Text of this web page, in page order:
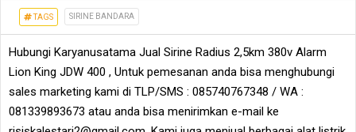
TAGS SIRINE BANDARA
Hubungi Karyanusatama Jual Sirine Radius 2,5km 380v Alarm
Lion King JDW 400 , Untuk pemesanan anda bisa menghubungi
sales marketing kami di TLP/SMS : 085740767348 / WA :
081339893673 atau anda bisa menirimkan e-mail ke